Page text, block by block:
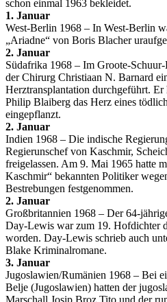
schon einmal 1963 bekleidet.
1. Januar
West-Berlin 1968 – In West-Berlin
„Ariadne“ von Boris Blacher
2. Januar
Südafrika 1968 – Im Groote-
der Chirurg Christiaan N. Barnard
Herztransplantation durchgeführt.
Philip Blaiberg das Herz eines
eingepflanzt.
2. Januar
Indien 1968 – Die indische
Regierunschef von Kaschmir,
freigelassen. Am 9. Mai 1965 hatte
Kaschmir“ bekannten Politiker
Bestrebungen festgenommen.
2. Januar
Großbritannien 1968 – Der 64-
Day-Lewis war zum 19. Hofdichter
worden. Day-Lewis schrieb auch
Blake Kriminalromane.
3. Januar
Jugoslawien/Rumänien 1968 – Bei
Belje (Jugoslawien) hatten der